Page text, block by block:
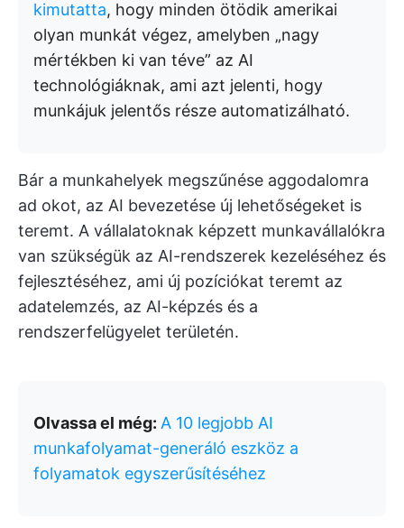
kimutatta, hogy minden ötödik amerikai
olyan munkát végez, amelyben „nagy
mértékben ki van téve” az AI
technológiáknak, ami azt jelenti, hogy
munkájuk jelentős része automatizálható.
Bár a munkahelyek megszűnése aggodalomra
ad okot, az AI bevezetése új lehetőségeket is
teremt. A vállalatoknak képzett munkavállalókra
van szükségük az AI-rendszerek kezeléséhez és
fejlesztéséhez, ami új pozíciókat teremt az
adatelemzés, az AI-képzés és a
rendszerfelügyelet területén.
Olvassa el még: A 10 legjobb AI
munkafolyamat-generáló eszköz a
folyamatok egyszerűsítéséhez